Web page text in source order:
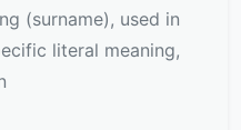
(surname), used in
literal meaning,